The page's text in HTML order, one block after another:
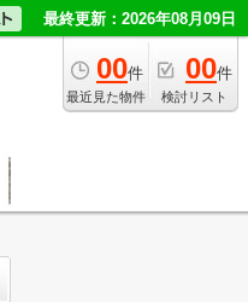
最終更新：2026年08月09日
00件
最近見た物件
00件
検討リスト